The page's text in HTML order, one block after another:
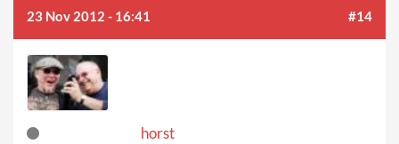
23 Nov 2012 - 16:41 #14
horst